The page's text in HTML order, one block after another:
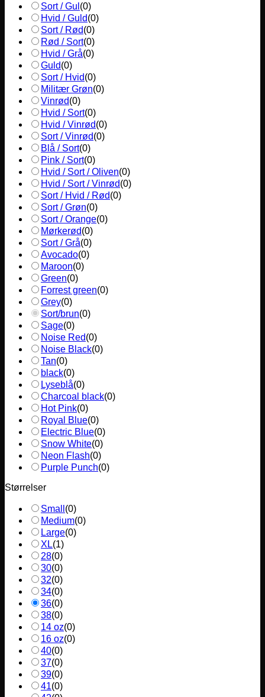
Sort / Gul (0)
Hvid / Guld(0)
Sort / Rød(0)
Rød / Sort(0)
Hvid / Grå(0)
Guld(0)
Sort / Hvid(0)
Militær Grøn(0)
Vinrød(0)
Hvid / Sort(0)
Hvid / Vinrød(0)
Sort / Vinrød(0)
Blå / Sort(0)
Pink / Sort(0)
Hvid / Sort / Oliven(0)
Hvid / Sort / Vinrød(0)
Sort / Hvid / Rød(0)
Sort / Grøn(0)
Sort / Orange(0)
Mørkerød(0)
Sort / Grå(0)
Avocado(0)
Maroon(0)
Green(0)
Forrest green(0)
Grey(0)
Sort/brun(0)
Sage(0)
Noise Red(0)
Noise Black(0)
Tan(0)
black(0)
Lyseblå(0)
Charcoal black(0)
Hot Pink(0)
Royal Blue(0)
Electric Blue(0)
Snow White(0)
Neon Flash(0)
Purple Punch(0)
Størrelser
Small (0)
Medium(0)
Large(0)
XL(1)
28(0)
30(0)
32(0)
34(0)
36(0)
38(0)
14 oz(0)
16 oz(0)
40(0)
37(0)
39(0)
41(0)